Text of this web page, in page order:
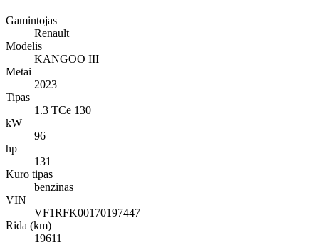
Gamintojas
Renault
Modelis
KANGOO III
Metai
2023
Tipas
1.3 TCe 130
kW
96
hp
131
Kuro tipas
benzinas
VIN
VF1RFK00170197447
Rida (km)
19611